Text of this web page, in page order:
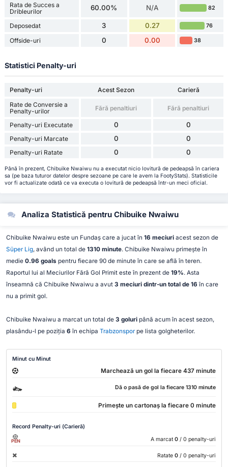
Rata de Succes a
Dribleurilor
60.00% N/A 82
Deposedat 3 0.27 76
Offside-uri 0 0.00 38
Statistici Penalty-uri
Penalty-uri Acest Sezon
Carieră
Rate de Conversie a
Penalty-urilor
Fără penaltiuri Fără penaltiuri
Penalty-uri Executate 0 0
Penalty-uri Marcate 0 0
Penalty-uri Ratate 0 0
Până în prezent, Chibuike Nwaiwu nu a executat nicio lovitură de pedeapsă în cariera
sa (pe baza tuturor datelor despre sezoane pe care le avem la FootyStats). Statisticile
vor fi actualizate odată ce va executa o lovitură de pedeapsă într-un meci oficial.
Analiza Statistică pentru Chibuike Nwaiwu
Chibuike Nwaiwu este un Fundaș care a jucat în 16 meciuriacest sezon de
Süper Lig, având un total de 1310 minute. Chibuike Nwaiwu primește în
medie 0.96 goals pentru fiecare 90 de minute în care se află în teren.
Raportul lui al Meciurilor Fără Gol Primit este în prezent de 19%. Asta
înseamnă că Chibuike Nwaiwu a avut 3 meciuri dintr-un total de 16 în care
nu a primit gol.
Chibuike Nwaiwu a marcat un total de 3 goluripână acum în acest sezon,
plasându-l pe poziția 6 în echipa Trabzonsporpe lista golgheterilor.
Minut cu Minut
Marchează un gol la fiecare 437 minute
Dă o pasă de gol la fiecare 1310 minute
Primește un cartonaș la fiecare 0 minute
Record Penalty-uri (Carieră)
PEN A marcat 0 / 0 penalty-uri
Ratate 0 / 0 penalty-uri